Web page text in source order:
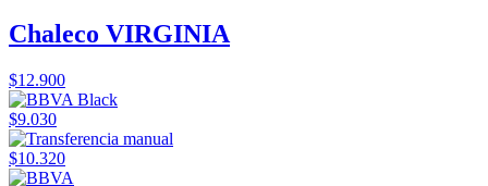
Chaleco VIRGINIA
$12.900
$9.030
$10.320